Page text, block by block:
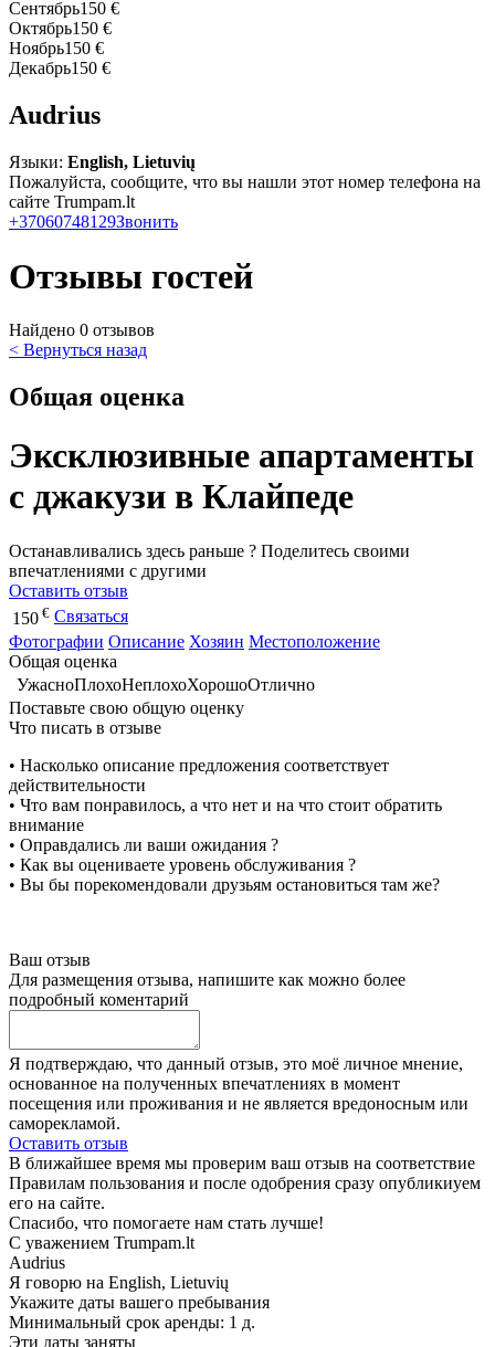
Сентябрь150 €
Октябрь150 €
Ноябрь150 €
Декабрь150 €
Audrius
Языки: English, Lietuvių
Пожалуйста, сообщите, что вы нашли этот номер телефона на
сайте Trumpam.lt
+37060748129Звонить
Отзывы гостей
Найдено 0 отзывов
< Вернуться назад
Общая оценка
Эксклюзивные апартаменты
с джакузи в Клайпеде
Останавливались здесь раньше ? Поделитесь своими
впечатлениями с другими
Оставить отзыв
150 € Связаться
Фотографии Описание Хозяин Местоположение
Общая оценка
УжасноПлохоНеплохоХорошоОтлично
Поставьте свою общую оценку
Что писать в отзыве
• Насколько описание предложения соответствует
действительности
• Что вам понравилось, а что нет и на что стоит обратить
внимание
• Оправдались ли ваши ожидания ?
• Как вы оцениваете уровень обслуживания ?
• Вы бы порекомендовали друзьям остановиться там же?
Ваш отзыв
Для размещения отзыва, напишите как можно более
подробный коментарий
Я подтверждаю, что данный отзыв, это моё личное мнение,
основанное на полученных впечатлениях в момент
посещения или проживания и не является вредоносным или
саморекламой.
Оставить отзыв
В ближайшее время мы проверим ваш отзыв на соответствие
Правилам пользования и после одобрения сразу опубликиуем
его на сайте.
Спасибо, что помогаете нам стать лучше!
С уважением Trumpam.lt
Audrius
Я говорю на English, Lietuvių
Укажите даты вашего пребывания
Минимальный срок аренды: 1 д.
Эти даты заняты